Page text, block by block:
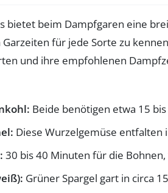
bietet beim Dampfgaren eine
für jede Sorte zu
und ihre empfohlenen
Beide benötigen etwa 15
Diese Wurzelgemüse entfalten
30 bis 40 Minuten für die
Grüner Spargel gart in circa